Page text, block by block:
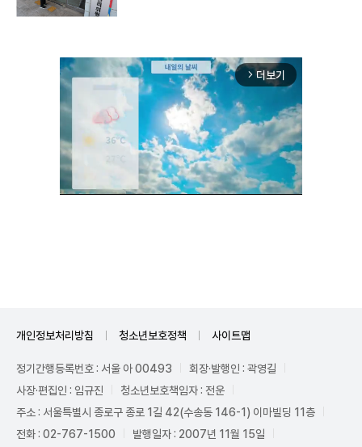
arrow_forward_ios 더보기
개인정보처리방침 청소년보호정책 사이트맵
정기간행등록번호 : 서울 아 00493
회장·발행인 : 곽영길
사장·편집인 : 임규진
청소년보호책임자 : 전운
주소 : 서울특별시 종로구 종로 1길 42(수송동 146-1) 이마빌딩 11층
전화 : 02-767-1500
발행일자 : 2007년 11월 15일